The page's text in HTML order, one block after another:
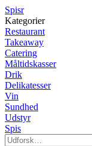
Spisr
Kategorier
Restaurant
Takeaway
Catering
Måltidskasser
Drik
Delikatesser
Vin
Sundhed
Udstyr
Spis